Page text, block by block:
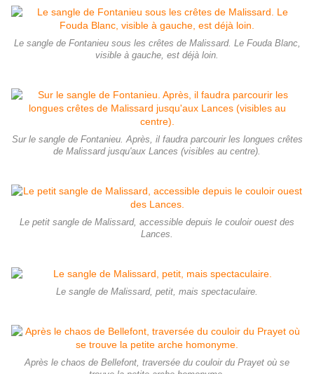
Le sangle de Fontanieu sous les crêtes de Malissard. Le Fouda Blanc,
visible à gauche, est déjà loin.
Sur le sangle de Fontanieu. Après, il faudra parcourir les longues crêtes
de Malissard jusqu'aux Lances (visibles au centre).
Le petit sangle de Malissard, accessible depuis le couloir ouest des
Lances.
Le sangle de Malissard, petit, mais spectaculaire.
Après le chaos de Bellefont, traversée du couloir du Prayet où se